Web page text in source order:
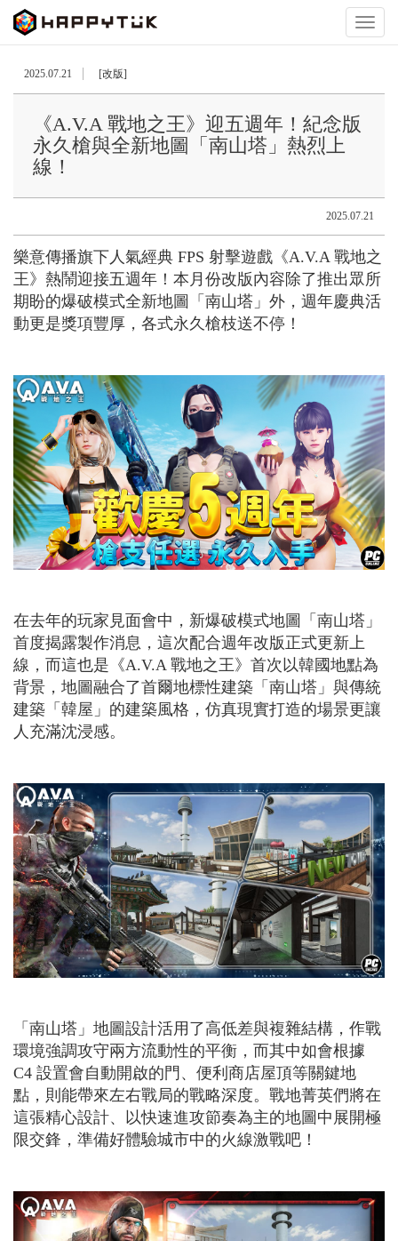
Toggle
2025.07.21 [改版]
《A.V.A 戰地之王》迎五週年！紀念版
永久槍與全新地圖「南山塔」熱烈上
線！
2025.07.21
樂意傳播旗下人氣經典 FPS 射擊遊戲《A.V.A 戰地之
王》熱鬧迎接五週年！本月份改版內容除了推出眾所
期盼的爆破模式全新地圖「南山塔」外，週年慶典活
動更是獎項豐厚，各式永久槍枝送不停！
在去年的玩家見面會中，新爆破模式地圖「南山塔」
首度揭露製作消息，這次配合週年改版正式更新上
線，而這也是《A.V.A 戰地之王》首次以韓國地點為
背景，地圖融合了首爾地標性建築「南山塔」與傳統
建築「韓屋」的建築風格，仿真現實打造的場景更讓
人充滿沈浸感。
「南山塔」地圖設計活用了高低差與複雜結構，作戰
環境強調攻守兩方流動性的平衡，而其中如會根據
C4 設置會自動開啟的門、便利商店屋頂等關鍵地
點，則能帶來左右戰局的戰略深度。戰地菁英們將在
這張精心設計、以快速進攻節奏為主的地圖中展開極
限交鋒，準備好體驗城市中的火線激戰吧！